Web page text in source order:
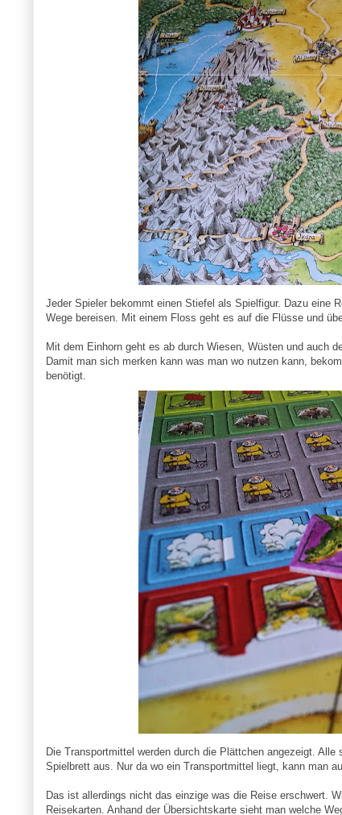
Jeder Spieler bekommt einen Stiefel als Spielfigur. Dazu eine
Wege bereisen. Mit einem Floss geht es auf die Flüsse und
Mit dem Einhorn geht es ab durch Wiesen, Wüsten und auch
Damit man sich merken kann was man wo nutzen kann,
benötigt.
Die Transportmittel werden durch die Plättchen angezeigt.
Spielbrett aus. Nur da wo ein Transportmittel liegt, kann man
Das ist allerdings nicht das einzige was die Reise erschwert.
Reisekarten. Anhand der Übersichtskarte sieht man welche